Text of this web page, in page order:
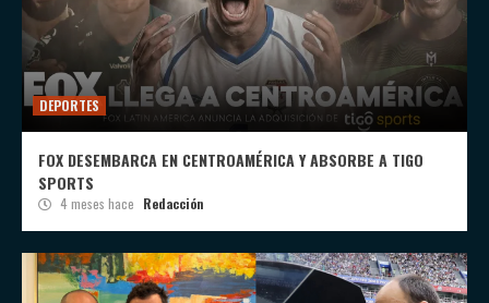
DEPORTES
FOX DESEMBARCA EN CENTROAMÉRICA Y ABSORBE A TIGO
SPORTS
4 meses hace Redacción